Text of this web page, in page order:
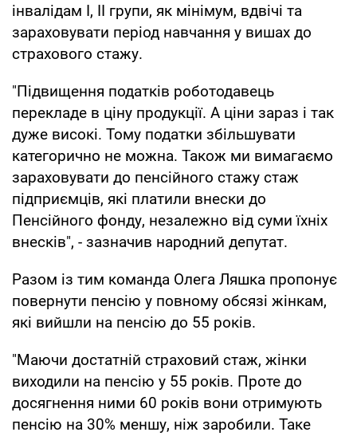
інвалідам І, ІІ групи, як мінімум, вдвічі та
зараховувати період навчання у вишах до
страхового стажу.
"Підвищення податків роботодавець
перекладе в ціну продукції. А ціни зараз і так
дуже високі. Тому податки збільшувати
категорично не можна. Також ми вимагаємо
зараховувати до пенсійного стажу стаж
підприємців, які платили внески до
Пенсійного фонду, незалежно від суми їхніх
внесків", - зазначив народний депутат.
Разом із тим команда Олега Ляшка пропонує
повернути пенсію у повному обсязі жінкам,
які вийшли на пенсію до 55 років.
"Маючи достатній страховий стаж, жінки
виходили на пенсію у 55 років. Проте до
досягнення ними 60 років вони отримують
пенсію на 30% меншу, ніж заробили. Таке